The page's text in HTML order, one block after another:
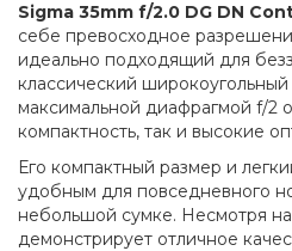
Sigma 35mm f/2.0 DG DN
себе превосходное
идеально подходящий для
классический
максимальной диафрагмой f/2
компактность, так и высокие
Его компактный размер и
удобным для повседневного
небольшой сумке. Несмотря на
демонстрирует отличное